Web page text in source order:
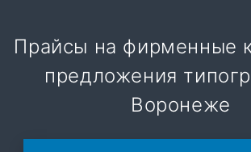
Прайсы на фирменные
предложения
Воронеже